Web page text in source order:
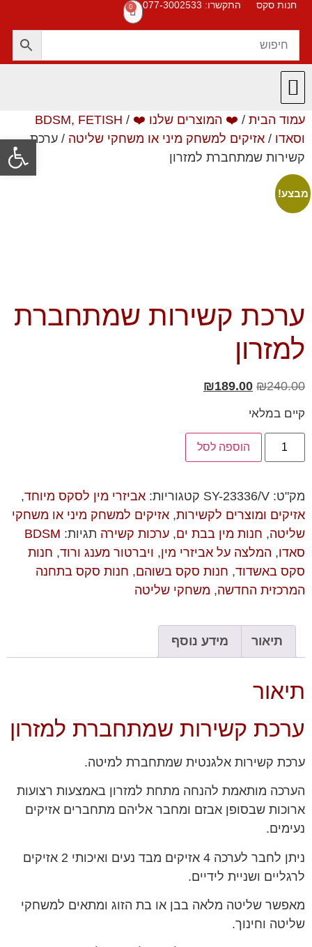
חנות סקס התקשרו: 077-3002533 0
עמוד הבית / ❤️ המוצרים שלנו ❤️ /
BDSM, FETISH
וסאדו / אזיקים למשחק מיני או משחקי שליטה / ערכת
קשירות שמתחברת למזרון
מבצע!
ערכת קשירות שמתחברת
למזרון
₪240.00
₪189.00
קיים במלאי
הוספה לסל
מק"ט: SY-23336/V קטגוריות: אביזרי מין לסקס מיוחד,
אזיקים ומוצרים לקשירות, אזיקים למשחק מיני או משחקי
שליטה, חנות מין בבת ים, ערכות קשירה תגיות: BDSM
סאדו, המלצה על אביזרי מין, ויברטור מענג ורוד, חנות
סקס באשדוד, חנות סקס בשוהם, חנות סקס בתחנה
המרכזית החדשה, משחקי שליטה
תיאור מידע נוסף
תיאור
ערכת קשירות שמתחברת למזרון
ערכת קשירות אלגנטית שמתחברת למיטה.
הערכה מותאמת להנחה מתחת למזרון באמצעות רצועות
ארוכות שבסופן אבזם ומחבר אליהם מתחברים אזיקים
נעימים.
ניתן לחבר לערכה 4 אזיקים מבד נעים ואיכותי 2 אזיקים
לרגליים ושניית לידיים.
מאפשר שליטה מלאה בבן או בת הזוג ומתאים למשחקי
שליטה וחינוך.
פתח